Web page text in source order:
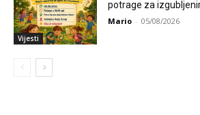
Vijesti
potrage za
Mario - 05/08/2026